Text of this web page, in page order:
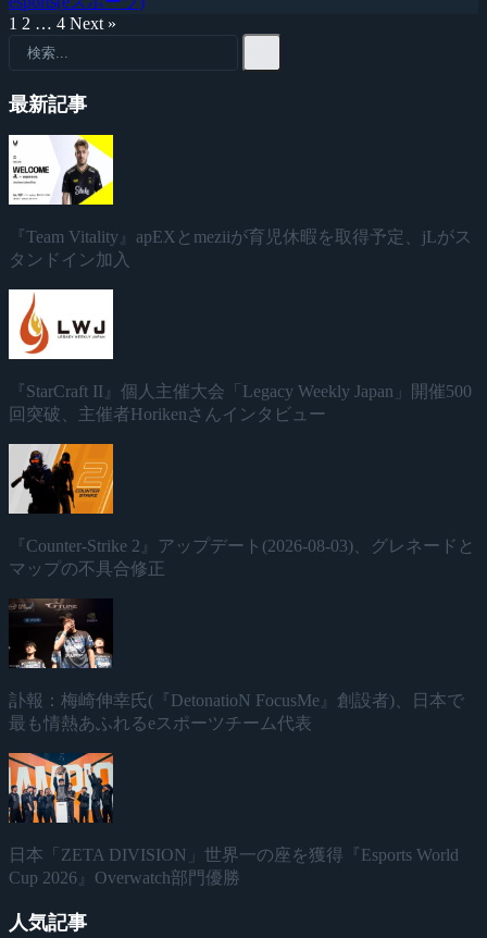
1 2 … 4 Next »
最新記事
『Team Vitality』apEXとmeziiが育児休暇を取得予定、jLがス
タンドイン加入
『StarCraft II』個人主催大会「Legacy Weekly Japan」開催500
回突破、主催者Horikenさんインタビュー
『Counter-Strike 2』アップデート(2026-08-03)、グレネードと
マップの不具合修正
訃報：梅崎伸幸氏(『DetonatioN FocusMe』創設者)、日本で
最も情熱あふれるeスポーツチーム代表
日本「ZETA DIVISION」世界一の座を獲得『Esports World
Cup 2026』Overwatch部門優勝
人気記事